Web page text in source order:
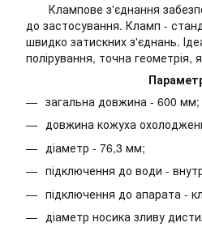
Клампове з'єднання
до застосування. Кламп -
швидко затискних з'єднань.
полірування, точна геометрія,
загальна довжина - 600 мм;
довжина кожуха
діаметр - 76,3 мм;
підключення до води -
підключення до апарата -
діаметр носика зливу